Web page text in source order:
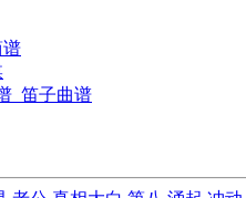
谱
_笛子曲谱